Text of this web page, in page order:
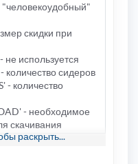
"человекоудобный"
скидки при
не используется
количество сидеров
- количество
- необходимое
скачивания
раскрыть...